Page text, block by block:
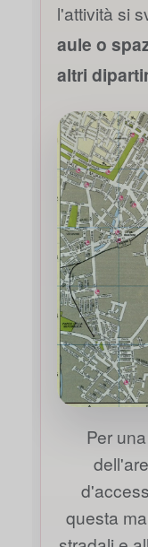
l'attività si
aule o
altri
Per
questa